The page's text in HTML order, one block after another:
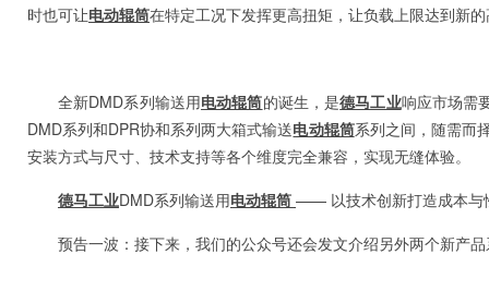
时也可让电动辊筒在特定工况下发挥更高扭矩，让负载上限达到新
全新DMD系列输送用电动辊筒的诞生，是德马工业响应市场需
DMD系列和DPR协和系列两大箱式输送电动辊筒系列之间，随需而
安装方式与尺寸、技术支持等各个维度完全兼容，实现无缝体验。
德马工业DMD系列输送用电动辊筒 —— 以技术创新打造成本与
预告一波：接下来，我们的公众号还会发文介绍另外两个新产